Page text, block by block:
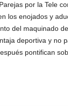
por la Tele
los enojados y
del maquinado
deportiva y no
pontifican